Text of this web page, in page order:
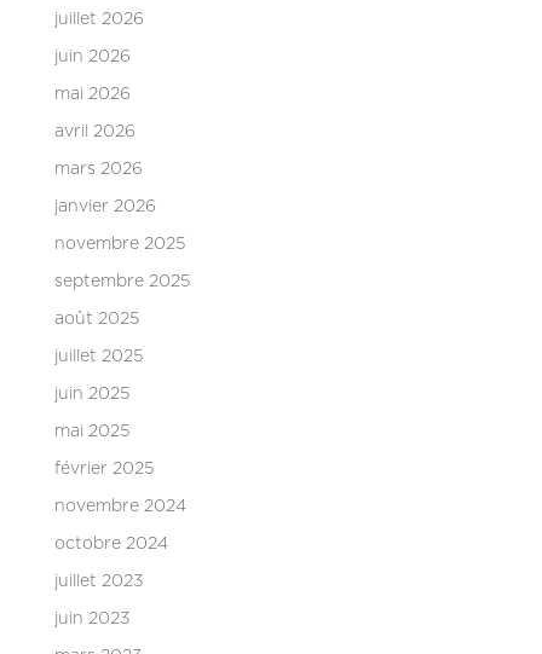
juillet 2026
juin 2026
mai 2026
avril 2026
mars 2026
janvier 2026
novembre 2025
septembre 2025
août 2025
juillet 2025
juin 2025
mai 2025
février 2025
novembre 2024
octobre 2024
juillet 2023
juin 2023